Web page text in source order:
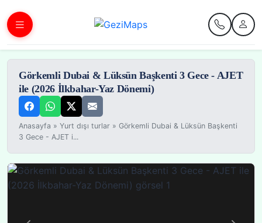
Görkemli Dubai & Lüksün Başkenti 3 Gece - AJET
ile (2026 İlkbahar-Yaz Dönemi)
Anasayfa »Yurt dışı turlar »Görkemli Dubai & Lüksün Başkenti
3 Gece - AJET i...